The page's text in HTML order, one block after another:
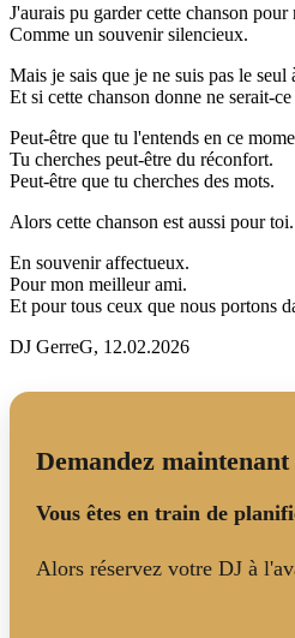
J'aurais pu garder cette chanson pour
Comme un souvenir silencieux.
Mais je sais que je ne suis pas le
Et si cette chanson donne ne serait-
Peut-être que tu l'entends en ce
Tu cherches peut-être du réconfort.
Peut-être que tu cherches des mots.
Alors cette chanson est aussi pour toi.
En souvenir affectueux.
Pour mon meilleur ami.
Et pour tous ceux que nous portons
DJ GerreG, 12.02.2026
Demandez
Vous êtes en train de
Alors réservez votre DJ à